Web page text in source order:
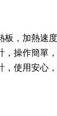
，加熱速
，操作簡單
使用安心